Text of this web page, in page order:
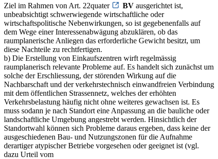
Ziel im Rahmen von Art. 22quater
BV ausgerichtet ist,
unbeabsichtigt schwerwiegende wirtschaftliche oder
wirtschaftspolitische Nebenwirkungen, so ist gegebenenfalls auf
dem Wege einer Interessenabwägung abzuklären, ob das
raumplanerische Anliegen das erforderliche Gewicht besitzt, um
diese Nachteile zu rechtfertigen.
b) Die Erstellung von Einkaufszentren wirft regelmässig
raumplanerisch relevante Probleme auf. Es handelt sich zunächst um
solche der Erschliessung, der störenden Wirkung auf die
Nachbarschaft und der verkehrstechnisch einwandfreien Verbindung
mit dem öffentlichen Strassennetz, welches der erhöhten
Verkehrsbelastung häufig nicht ohne weiteres gewachsen ist. Es
muss sodann je nach Standort eine Anpassung an die bauliche oder
landschaftliche Umgebung angestrebt werden. Hinsichtlich der
Standortwahl können sich Probleme daraus ergeben, dass keine der
ausgeschiedenen Bau- und Nutzungszonen für die Aufnahme
derartiger atypischer Betriebe vorgesehen oder geeignet ist (vgl.
dazu Urteil vom